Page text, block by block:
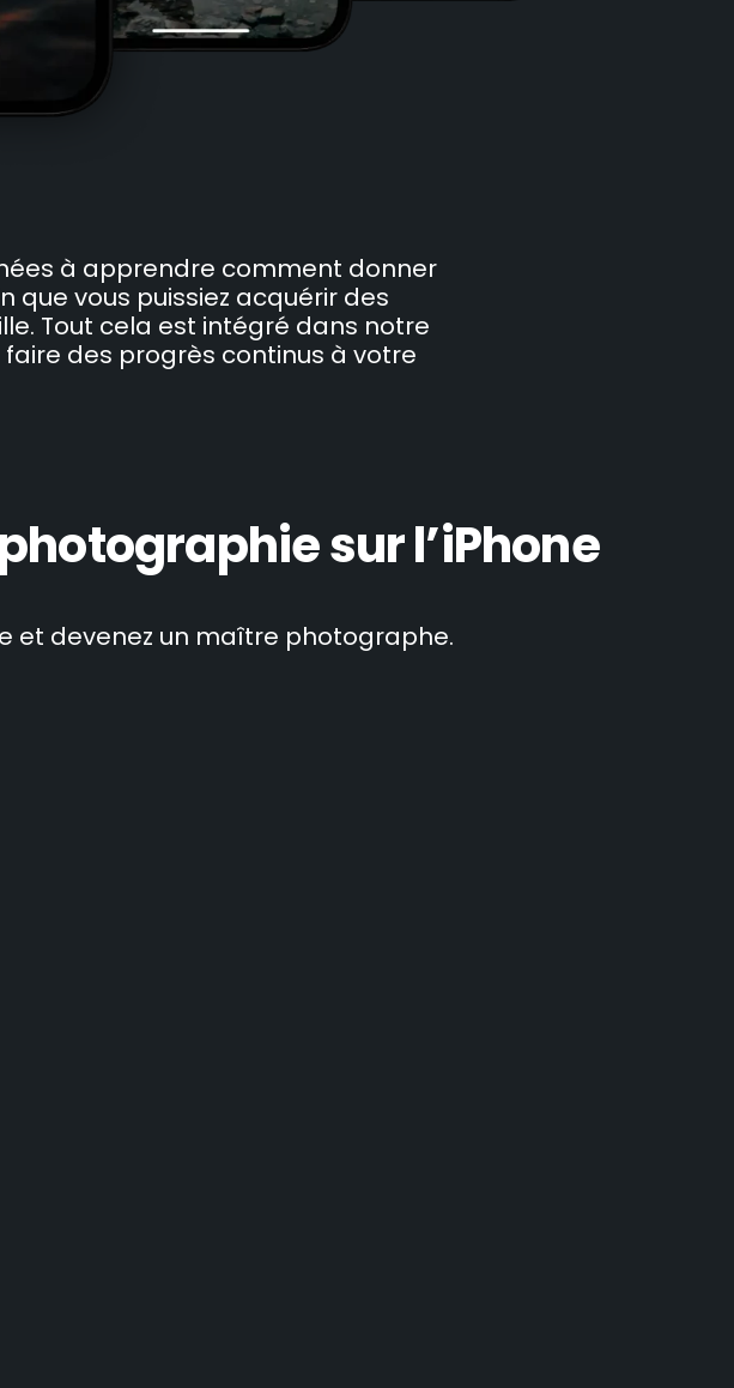
à apprendre comment donner
que vous puissiez acquérir des
Tout cela est intégré dans notre
des progrès continus à votre
sur l’iPhone
et devenez un maître photographe.